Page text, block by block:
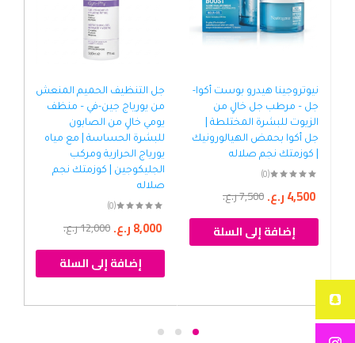
نيوتروجينا هيدرو بوست أكوا-
جل – مرطب جل خالٍ من
الزيوت للبشرة المختلطة |
جل أكوا بحمض الهيالورونيك
| كوزمتك نجم صلاله
(0)
7,500ر.ع. 4,500ر.ع.
إضافة إلى السلة
جل التنظيف الحميم المنعش
من يورياج جين-في – منظف
يومي خالٍ من الصابون
للبشرة الحساسة | مع مياه
يورياج الحرارية ومركب
الجليكوجين | كوزمتك نجم
صلاله
(0)
12,000ر.ع. 8,000ر.ع.
إضافة إلى السلة